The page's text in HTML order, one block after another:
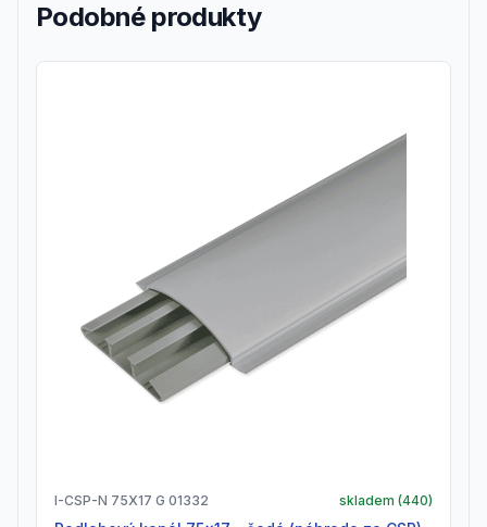
Podobné produkty
I-CSP-N 75X17 G 01332 skladem (440)